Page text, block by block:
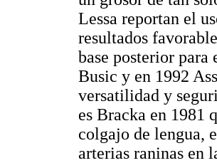
Lessa reportan el
resultados
base posterior
Busic y en 1992
versatilidad y
es Bracka en 1981
colgajo de lengua,
arterias raninas en